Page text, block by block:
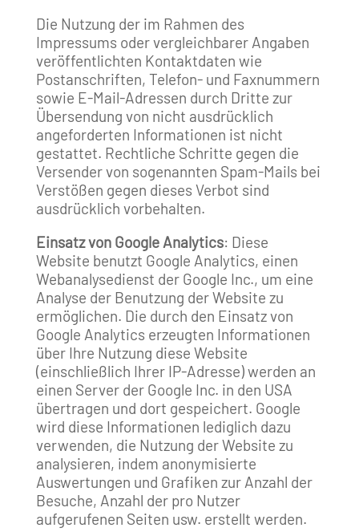
Die Nutzung der im Rahmen des
Impressums oder vergleichbarer Angaben
veröffentlichten Kontaktdaten wie
Postanschriften, Telefon- und Faxnummern
sowie E-Mail-Adressen durch Dritte zur
Übersendung von nicht ausdrücklich
angeforderten Informationen ist nicht
gestattet. Rechtliche Schritte gegen die
Versender von sogenannten Spam-Mails bei
Verstößen gegen dieses Verbot sind
ausdrücklich vorbehalten.
Einsatz von Google Analytics: Diese
Website benutzt Google Analytics, einen
Webanalysedienst der Google Inc., um eine
Analyse der Benutzung der Website zu
ermöglichen. Die durch den Einsatz von
Google Analytics erzeugten Informationen
über Ihre Nutzung diese Website
(einschließlich Ihrer IP-Adresse) werden an
einen Server der Google Inc. in den USA
übertragen und dort gespeichert. Google
wird diese Informationen lediglich dazu
verwenden, die Nutzung der Website zu
analysieren, indem anonymisierte
Auswertungen und Grafiken zur Anzahl der
Besuche, Anzahl der pro Nutzer
aufgerufenen Seiten usw. erstellt werden.